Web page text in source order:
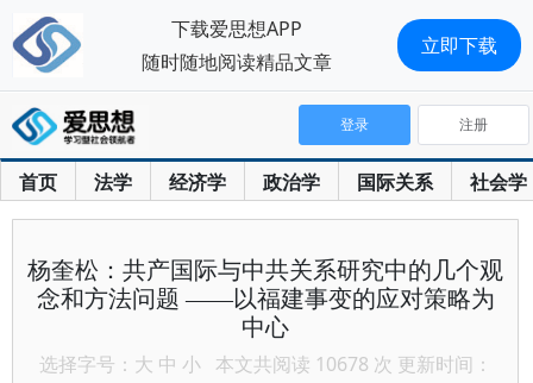
首页 法学 经济学 政治学 国际关系 社会学
登录 注册
杨奎松：共产国际与中共关系研究中的几个观
念和方法问题 ——以福建事变的应对策略为
中心
选择字号： 大 中 小 本文共阅读 10678 次 更新时间：
下载爱思想APP
随时随地阅读精品文章
立即下载